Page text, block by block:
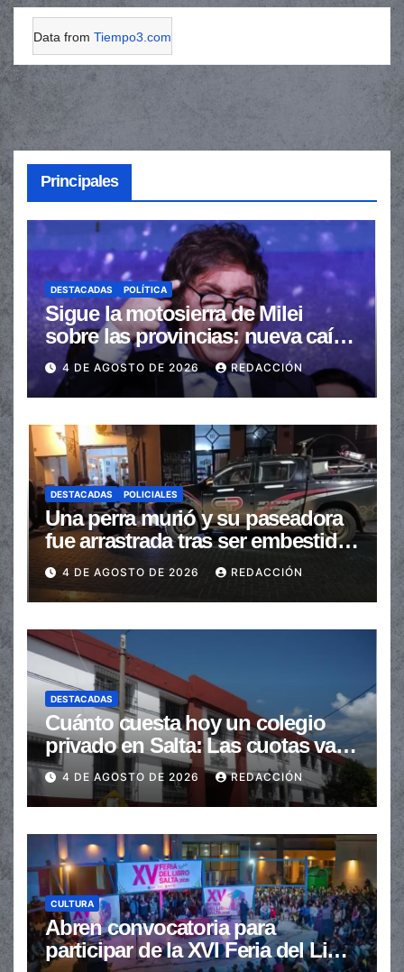
Data from Tiempo3.com
Principales
DESTACADAS POLÍTICA
Sigue la motosierra de Milei
sobre las provincias: nueva caída
de las transferencias no
automáticas
4 DE AGOSTO DE 2026 REDACCIÓN
DESTACADAS POLICIALES
Una perra murió y su paseadora
fue arrastrada tras ser embestidas
en la senda peatonal
4 DE AGOSTO DE 2026 REDACCIÓN
DESTACADAS
Cuánto cuesta hoy un colegio
privado en Salta: Las cuotas van
de $110.000 a más de $600.000
4 DE AGOSTO DE 2026 REDACCIÓN
CULTURA
Abren convocatoria para
participar de la XVI Feria del Libro